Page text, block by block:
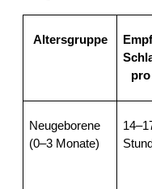
Altersgruppe
Neugeborene
(0–3 Monate)